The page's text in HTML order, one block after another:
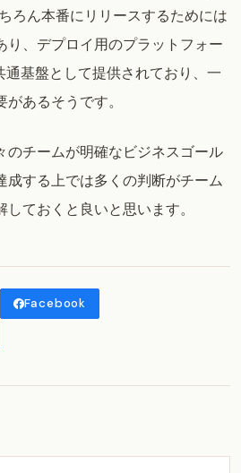
ろん本番にリリースするためには
り、デプロイ用のプラットフォー
基盤として提供されており、一
あるそうです。
のチームが明確なビジネスゴール
成する上では多くの判断がチーム
ておくと良いと思います。
Facebook